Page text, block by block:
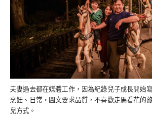
夫妻過去都在媒體工作，因為紀錄兒子成長開始
烹飪、日常，圖文要求品質，不喜歡走馬看花的
兒方式。